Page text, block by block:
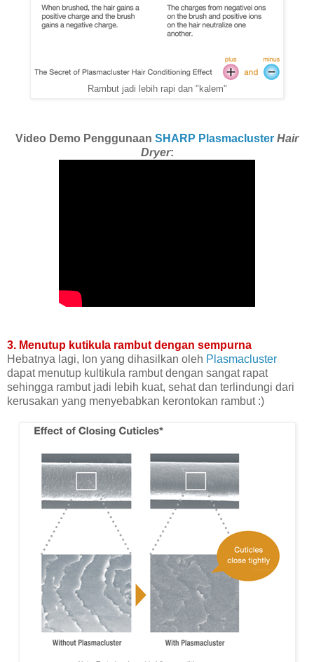
Rambut jadi lebih rapi dan "kalem"
Video Demo Penggunaan SHARP Plasmacluster Hair
Dryer:
3. Menutup kutikula rambut dengan sempurna
Hebatnya lagi, Ion yang dihasilkan oleh Plasmacluster
dapat menutup kultikula rambut dengan sangat rapat
sehingga rambut jadi lebih kuat, sehat dan terlindungi dari
kerusakan yang menyebabkan kerontokan rambut :)